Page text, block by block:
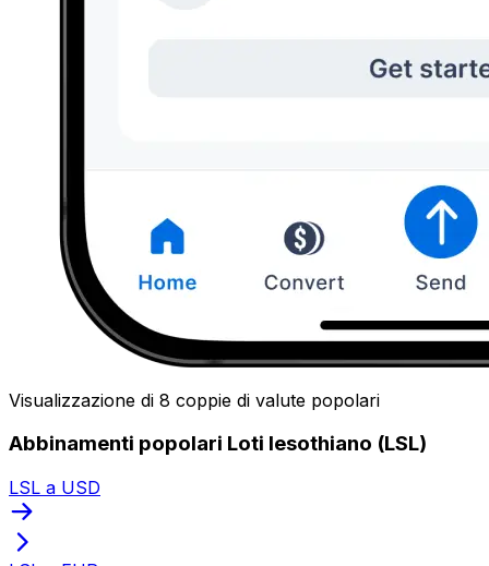
Visualizzazione di 8 coppie di valute popolari
Abbinamenti popolari Loti lesothiano (LSL)
LSL a USD